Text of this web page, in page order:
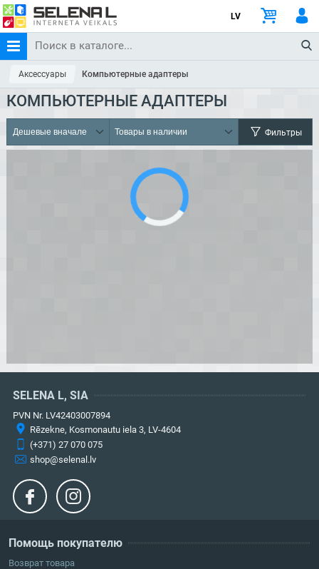
LV
Аксессуары Компьютерные адаптеры
КОМПЬЮТЕРНЫЕ АДАПТЕРЫ
Фильтры
Помощь покупателю
Возврат товара
SELENA L, SIA
PVN Nr. LV42403007894
Rēzekne, Kosmonautu iela 3, LV-4604
(+371) 27 070 075
shop@selenal.lv